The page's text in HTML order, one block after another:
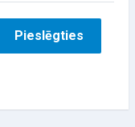
Pieslēgties